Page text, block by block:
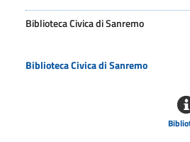
Biblioteca Civica di Sanremo
Biblioteca Civica di Sanremo